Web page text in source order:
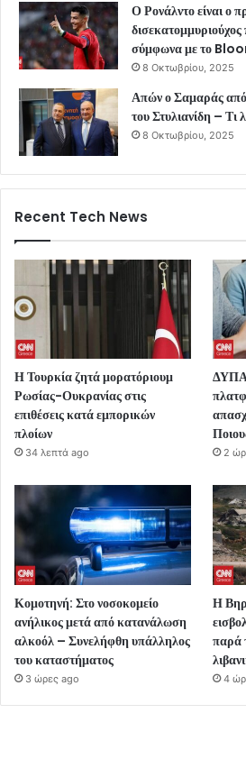
Ο Ρονάλντο είναι ο
σύμφωνα με το
8 Οκτωβρίου, 2025
Απών ο Σαμαράς από
του Στυλιανίδη – Τι
8 Οκτωβρίου, 2025
Recent Tech News
Η Τουρκία ζητά μορατόριουμ
Ρωσίας-Ουκρανίας στις
επιθέσεις κατά εμπορικών
πλοίων
34 λεπτά ago 2
Κομοτηνή: Στο νοσοκομείο
ανήλικος μετά από κατανάλωση
αλκοόλ – Συνελήφθη υπάλληλος
του καταστήματος
3 ώρες ago
Η
παρά
4